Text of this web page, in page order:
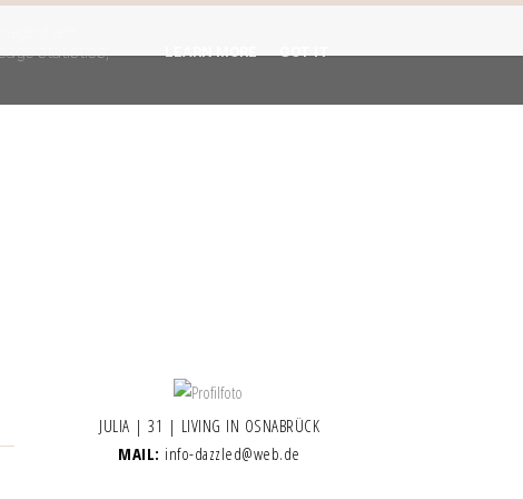
JULIA | 31 | LIVING IN OSNABRÜCK
MAIL: info-dazzled@web.de
are
statistics,
LEARN MORE GOT IT